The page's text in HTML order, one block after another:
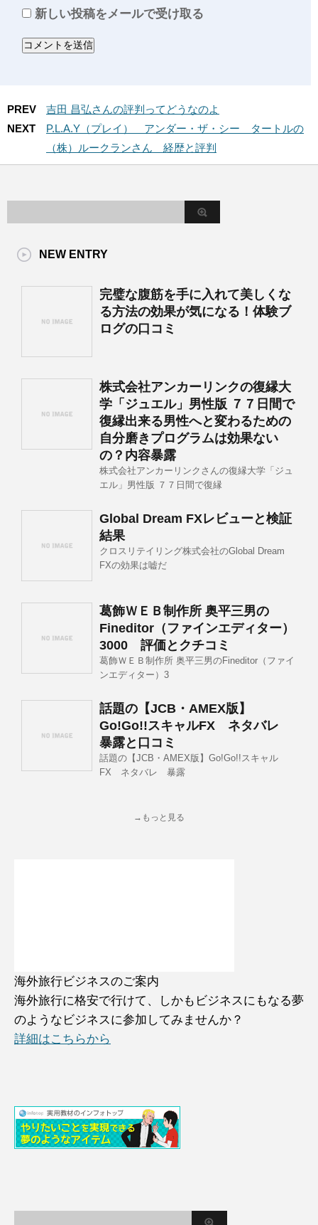
新しい投稿をメールで受け取る
PREV
吉田 昌弘さんの評判ってどうなのよ
NEXT
P.L.A.Y（プレイ） アンダー・ザ・シー タートルの
（株）ルークランさん 経歴と評判
NEW ENTRY
完璧な腹筋を手に入れて美しくな
る方法の効果が気になる！体験ブ
ログの口コミ
株式会社アンカーリンクの復縁大
学「ジュエル」男性版 ７７日間で
復縁出来る男性へと変わるための
自分磨きプログラムは効果ない
の？内容暴露
株式会社アンカーリンクさんの復縁大学「ジュ
エル」男性版 ７７日間で復縁
Global Dream FXレビューと検証
結果
クロスリテイリング株式会社のGlobal Dream
FXの効果は嘘だ
葛飾ＷＥＢ制作所 奥平三男の
Fineditor（ファインエディター）
3000 評価とクチコミ
葛飾ＷＥＢ制作所 奥平三男のFineditor（ファイ
ンエディター）3
話題の【JCB・AMEX版】
Go!Go!!スキャルFX ネタバレ
暴露と口コミ
話題の【JCB・AMEX版】Go!Go!!スキャル
FX ネタバレ 暴露
→もっと見る
海外旅行ビジネスのご案内
海外旅行に格安で行けて、しかもビジネスにもなる夢
のようなビジネスに参加してみませんか？
詳細はこちらから